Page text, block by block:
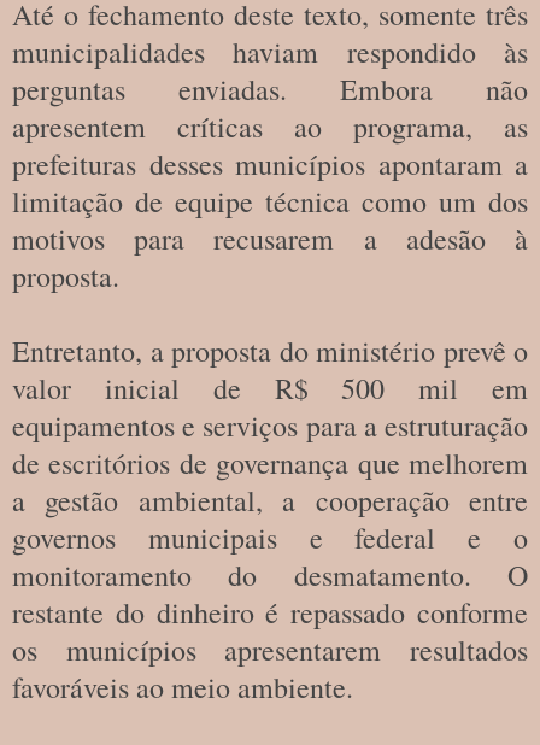
Até o fechamento deste texto, somente três
municipalidades haviam respondido às
perguntas enviadas. Embora não
apresentem críticas ao programa, as
prefeituras desses municípios apontaram a
limitação de equipe técnica como um dos
motivos para recusarem a adesão à
proposta.
Entretanto, a proposta do ministério prevê o
valor inicial de R$ 500 mil em
equipamentos e serviços para a estruturação
de escritórios de governança que melhorem
a gestão ambiental, a cooperação entre
governos municipais e federal e o
monitoramento do desmatamento. O
restante do dinheiro é repassado conforme
os municípios apresentarem resultados
favoráveis ao meio ambiente.